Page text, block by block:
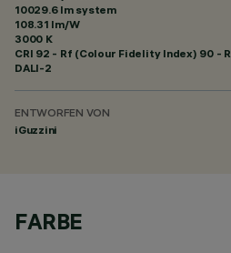
10029.6 lm system
108.31 lm/W
3000 K
CRI 92 - Rf (Colour Fidelity Index) 90 -
DALI-2
ENTWORFEN VON
iGuzzini
FARBE